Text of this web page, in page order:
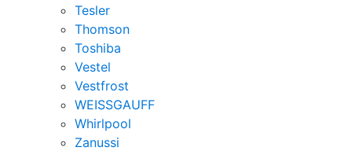
Tesler
Thomson
Toshiba
Vestel
Vestfrost
WEISSGAUFF
Whirlpool
Zanussi